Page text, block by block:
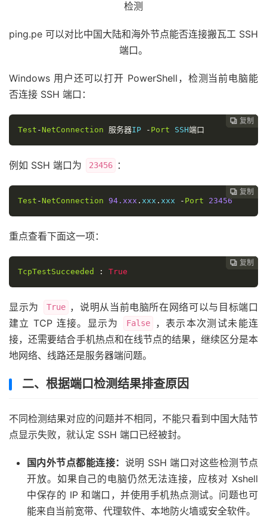
ping.pe 可以对比中国大陆和海外节点能否连接搬瓦工 SSH
端口。
Windows 用户还可以打开 PowerShell，检测当前电脑能
否连接 SSH 端口：
 复制
 复制
 复制
 复制
 复制
Test -NetConnection 服务器IP - Port SSH端口
例如 SSH 端口为 23456 ：
 复制
 复制
 复制
 复制
Test -NetConnection 94.xxx . xxx . xxx - Port 23456
重点查看下面这一项：
 复制
 复制
 复制
TcpTestSucceeded
: True
显示为 True ，说明从当前电脑所在网络可以与目标端口
建立 TCP 连接。显示为
False
，表示本次测试未能连
接，还需要结合手机热点和在线节点的结果，继续区分是本
地网络、线路还是服务器端问题。
二、根据端口检测结果排查原因
不同检测结果对应的问题并不相同，不能只看到中国大陆节
点显示失败，就认定 SSH 端口已经被封。
国内外节点都能连接： 说明 SSH 端口对这些检测节点
开放。如果自己的电脑仍然无法连接，应核对 Xshell
中保存的 IP 和端口，并使用手机热点测试。问题也可
能来自当前宽带、代理软件、本地防火墙或安全软件。